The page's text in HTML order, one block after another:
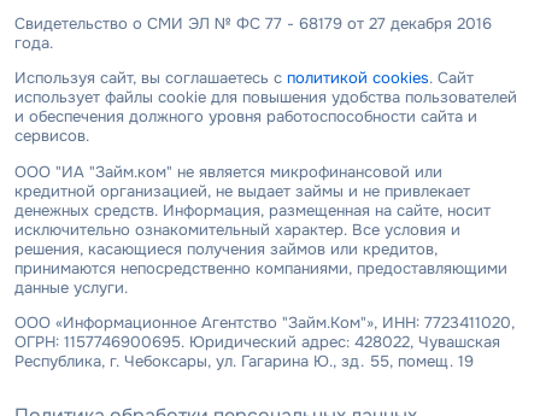
Свидетельство о СМИ ЭЛ № ФС 77 - 68179 от 27 декабря 2016
года.
Используя сайт, вы соглашаетесь с политикой cookies. Сайт
использует файлы cookie для повышения удобства пользователей
и обеспечения должного уровня работоспособности сайта и
сервисов.
ООО "ИА "Займ.ком" не является микрофинансовой или
кредитной организацией, не выдает займы и не привлекает
денежных средств. Информация, размещенная на сайте, носит
исключительно ознакомительный характер. Все условия и
решения, касающиеся получения займов или кредитов,
принимаются непосредственно компаниями, предоставляющими
данные услуги.
ООО «Информационное Агентство "Займ.Ком"», ИНН: 7723411020,
ОГРН: 1157746900695. Юридический адрес: 428022, Чувашская
Республика, г. Чебоксары, ул. Гагарина Ю., зд. 55, помещ. 19